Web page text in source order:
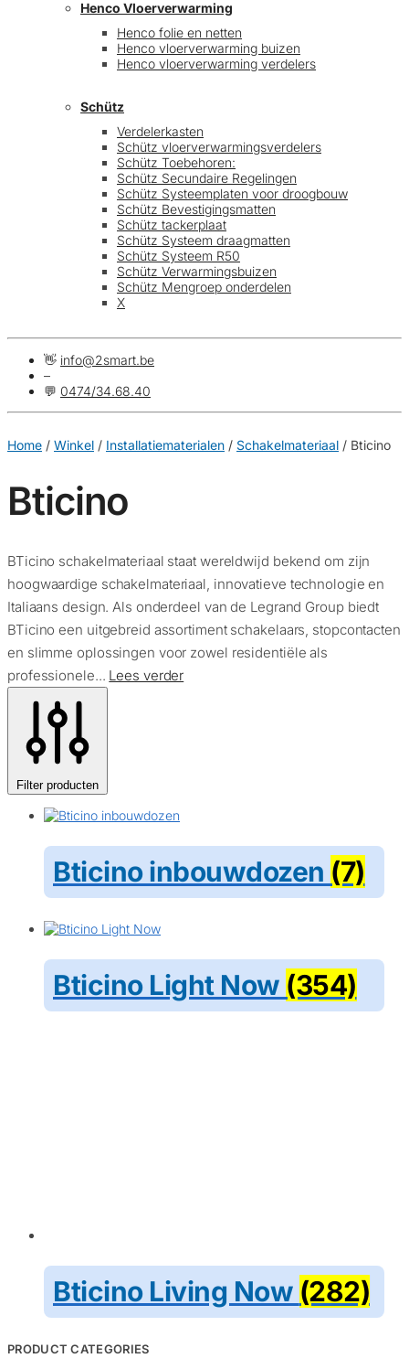
Henco Vloerverwarming
Henco folie en netten
Henco vloerverwarming buizen
Henco vloerverwarming verdelers
Schütz
Verdelerkasten
Schütz vloerverwarmingsverdelers
Schütz Toebehoren:
Schütz Secundaire Regelingen
Schütz Systeemplaten voor droogbouw
Schütz Bevestigingsmatten
Schütz tackerplaat
Schütz Systeem draagmatten
Schütz Systeem R50
Schütz Verwarmingsbuizen
Schütz Mengroep onderdelen
X
👋 info@2smart.be
–
💬 0474/34.68.40
Home / Winkel / Installatiematerialen / Schakelmateriaal / Bticino
Bticino
BTicino schakelmateriaal staat wereldwijd bekend om zijn
hoogwaardige schakelmateriaal, innovatieve technologie en
Italiaans design. Als onderdeel van de Legrand Group biedt
BTicino een uitgebreid assortiment schakelaars, stopcontacten
en slimme oplossingen voor zowel residentiële als
professionele... Lees verder
Filter producten
Bticino inbouwdozen (7)
Bticino Light Now (354)
Bticino Living Now (282)
PRODUCT CATEGORIES